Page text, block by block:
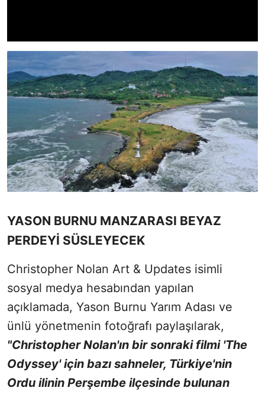
YASON BURNU MANZARASI BEYAZ
PERDEYİ SÜSLEYECEK
Christopher Nolan Art & Updates isimli
sosyal medya hesabından yapılan
açıklamada, Yason Burnu Yarım Adası ve
ünlü yönetmenin fotoğrafı paylaşılarak,
"Christopher Nolan'ın bir sonraki filmi 'The
Odyssey' için bazı sahneler, Türkiye'nin
Ordu ilinin Perşembe ilçesinde bulunan